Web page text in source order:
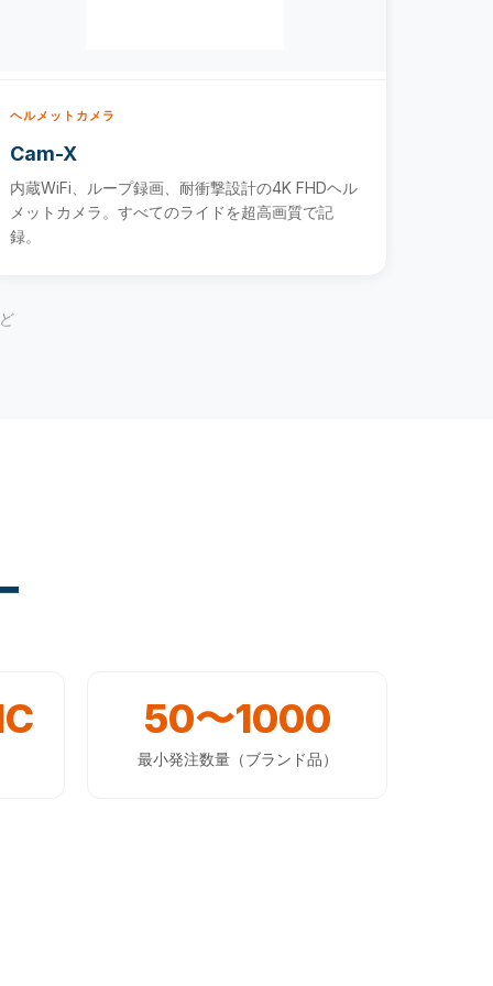
ヘルメットカメラ
Cam-X
内蔵WiFi、ループ録画、耐衝撃設計の4K FHDヘル
メットカメラ。すべてのライドを超高画質で記
録。
50〜1000
最小発注数量（ブランド品）